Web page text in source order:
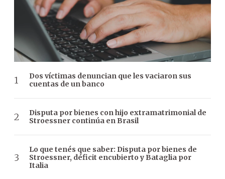
Dos víctimas denuncian que les vaciaron sus
cuentas de un banco
Disputa por bienes con hijo extramatrimonial de
Stroessner continúa en Brasil
Lo que tenés que saber: Disputa por bienes de
Stroessner, déficit encubierto y Bataglia por
Italia